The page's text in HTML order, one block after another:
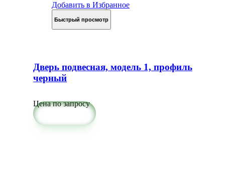
Добавить в Избранное
Быстрый просмотр
Дверь подвесная, модель 1, профиль
черный
Цена по запросу